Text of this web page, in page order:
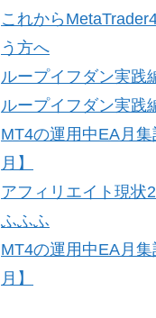
これから
う方へ
ループイフダン実践
ループイフダン実践
MT4の運用中EA月
月】
アフィリエイト現状
ふふふ
MT4の運用中EA月
月】